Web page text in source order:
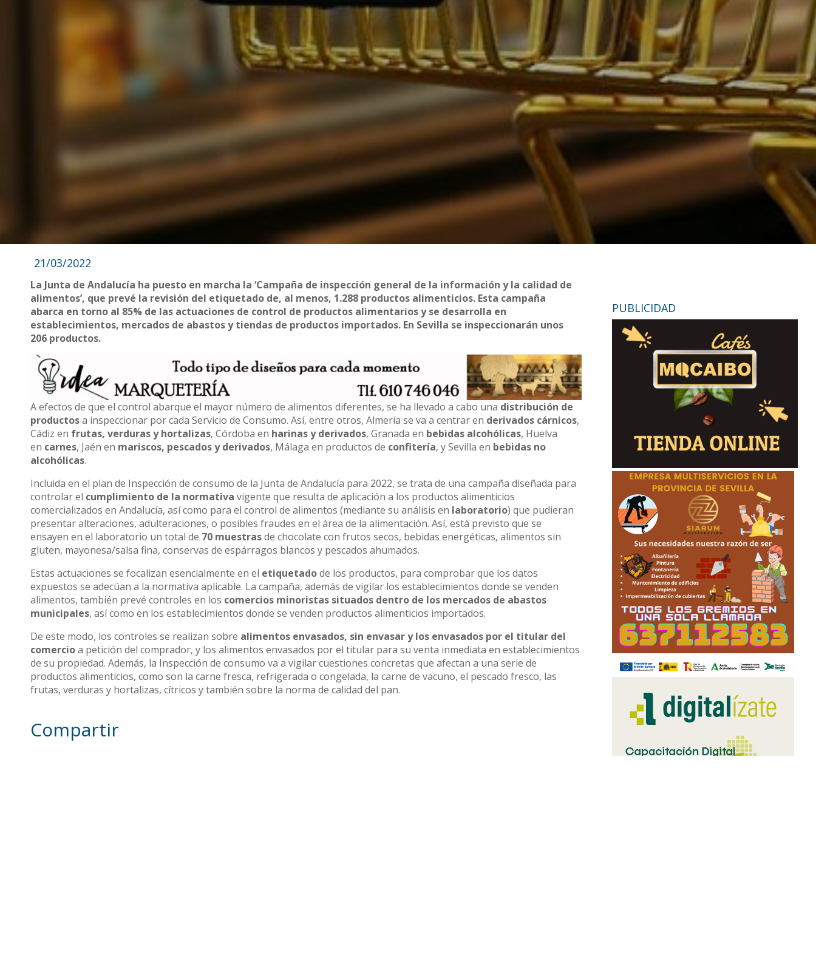
21/03/2022
La Junta de Andalucía ha puesto en marcha la ‘Campaña de inspección general de la información y la calidad de
alimentos’, que prevé la revisión del etiquetado de, al menos, 1.288 productos alimenticios. Esta campaña
abarca en torno al 85% de las actuaciones de control de productos alimentarios y se desarrolla en
establecimientos, mercados de abastos y tiendas de productos importados. En Sevilla se inspeccionarán unos
206 productos.
A efectos de que el control abarque el mayor número de alimentos diferentes, se ha llevado a cabo una distribución de
productosa inspeccionar por cada Servicio de Consumo. Así, entre otros, Almería se va a centrar en derivados cárnicos,
Cádiz en frutas, verduras y hortalizas, Córdoba en harinas y derivados, Granada en bebidas alcohólicas, Huelva
en carnes, Jaén en mariscos, pescados y derivados, Málaga en productos de confitería, y Sevilla en bebidas no
alcohólicas.
Incluida en el plan de Inspección de consumo de la Junta de Andalucía para 2022, se trata de una campaña diseñada para
controlar el cumplimiento de la normativa vigente que resulta de aplicación a los productos alimenticios
comercializados en Andalucía, así como para el control de alimentos (mediante su análisis en laboratorio) que pudieran
presentar alteraciones, adulteraciones, o posibles fraudes en el área de la alimentación. Así, está previsto que se
ensayen en el laboratorio un total de 70 muestrasde chocolate con frutos secos, bebidas energéticas, alimentos sin
gluten, mayonesa/salsa fina, conservas de espárragos blancos y pescados ahumados.
Estas actuaciones se focalizan esencialmente en el etiquetadode los productos, para comprobar que los datos
expuestos se adecúan a la normativa aplicable. La campaña, además de vigilar los establecimientos donde se venden
alimentos, también prevé controles en los comercios minoristas situados dentro de los mercados de abastos
municipales, así como en los establecimientos donde se venden productos alimenticios importados.
De este modo, los controles se realizan sobre alimentos envasados, sin envasar y los envasados por el titular del
comercioa petición del comprador, y los alimentos envasados por el titular para su venta inmediata en establecimientos
de su propiedad. Además, la Inspección de consumo va a vigilar cuestiones concretas que afectan a una serie de
productos alimenticios, como son la carne fresca, refrigerada o congelada, la carne de vacuno, el pescado fresco, las
frutas, verduras y hortalizas, cítricos y también sobre la norma de calidad del pan.
Compartir
PUBLICIDAD